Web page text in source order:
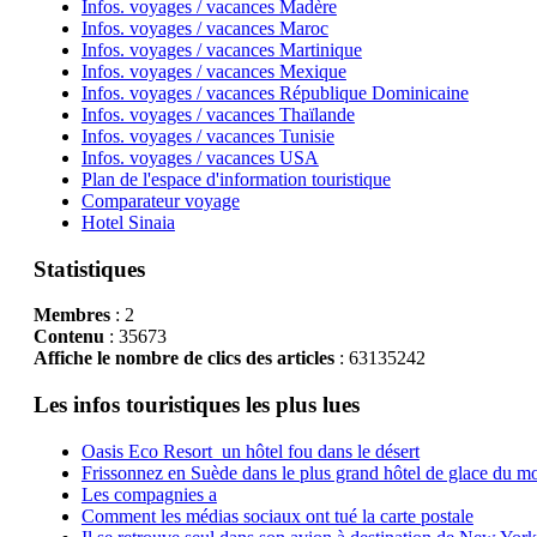
Infos. voyages / vacances Madère
Infos. voyages / vacances Maroc
Infos. voyages / vacances Martinique
Infos. voyages / vacances Mexique
Infos. voyages / vacances République Dominicaine
Infos. voyages / vacances Thaïlande
Infos. voyages / vacances Tunisie
Infos. voyages / vacances USA
Plan de l'espace d'information touristique
Comparateur voyage
Hotel Sinaia
Statistiques
Membres: 2
Contenu : 35673
Affiche le nombre de clics des articles: 63135242
Les infos touristiques les plus lues
Oasis Eco Resort un hôtel fou dans le désert
Frissonnez en Suède dans le plus grand hôtel de glace du
Les compagnies a
Comment les médias sociaux ont tué la carte postale